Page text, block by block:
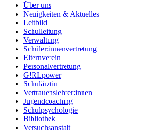
Über uns
Neuigkeiten & Aktuelles
Leitbild
Schulleitung
Verwaltung
Schüler:innenvertretung
Elternverein
Personalvertretung
G!RLpower
Schulärztin
Vertrauenslehrer:innen
Jugendcoaching
Schulpsychologie
Bibliothek
Versuchsanstalt